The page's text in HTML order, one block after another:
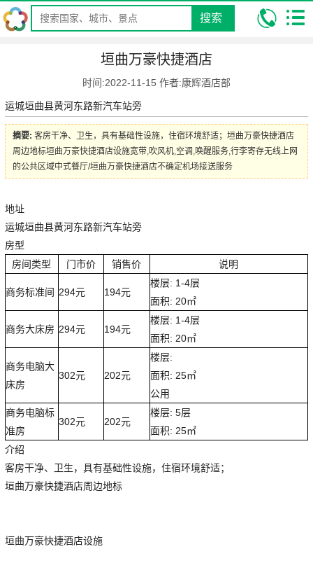
搜索
垣曲万豪快捷酒店
时间:2022-11-15 作者:康辉酒店部
运城垣曲县黄河东路新汽车站旁
摘要: 客房干净、卫生，具有基础性设施，住宿环境舒适；垣曲万豪快捷酒店
周边地标垣曲万豪快捷酒店设施宽带,吹风机,空调,唤醒服务,行李寄存无线上网
的公共区域中式餐厅/垣曲万豪快捷酒店不确定机场接送服务
地址
运城垣曲县黄河东路新汽车站旁
房型
房间类型
门市价 销售价 说明
商务标准间 294元 194元
楼层: 1-4层
面积: 20㎡
商务大床房 294元 194元
楼层: 1-4层
面积: 20㎡
商务电脑大
床房
302元 202元
楼层:
面积: 25㎡
公用
商务电脑标
准房
302元 202元
楼层: 5层
面积: 25㎡
介绍
客房干净、卫生，具有基础性设施，住宿环境舒适；
垣曲万豪快捷酒店周边地标
垣曲万豪快捷酒店设施